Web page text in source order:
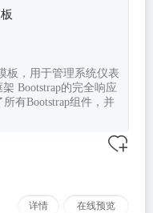
板，用于管理系统仪表
Bootstrap的完全响应
有Bootstrap组件，并
详情 在线预览